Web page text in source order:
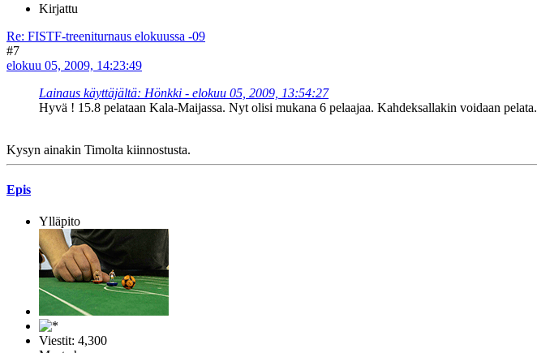
Kirjattu
Re: FISTF-treeniturnaus elokuussa -09
#7
elokuu 05, 2009, 14:23:49
Lainaus käyttäjältä: Hönkki - elokuu 05, 2009, 13:54:27
Hyvä ! 15.8 pelataan Kala-Maijassa. Nyt olisi mukana 6 pelaajaa. Kahdeksallakin voidaan pelata.
Kysyn ainakin Timolta kiinnostusta.
Epis
Ylläpito
Viestit: 4,300